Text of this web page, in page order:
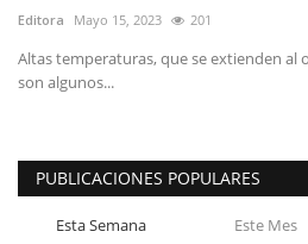
Editora Mayo 15, 2023 201
Altas temperaturas, que se extienden al
son algunos...
PUBLICACIONES POPULARES
Esta Semana Este Mes